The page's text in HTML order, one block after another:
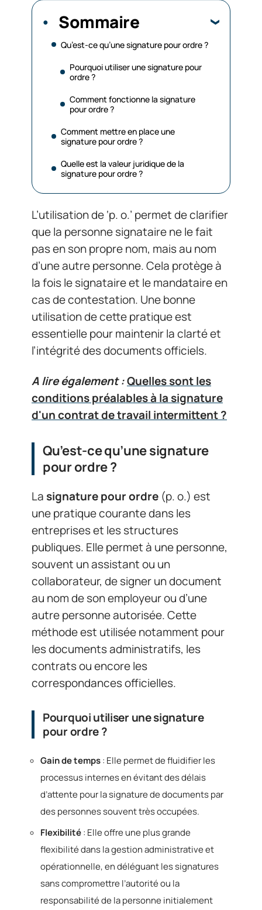
Sommaire
Qu’est-ce qu’une signature pour ordre ?
Pourquoi utiliser une signature pour
ordre ?
Comment fonctionne la signature
pour ordre ?
Comment mettre en place une
signature pour ordre ?
Quelle est la valeur juridique de la
signature pour ordre ?
L’utilisation de ‘p. o.’ permet de clarifier
que la personne signataire ne le fait
pas en son propre nom, mais au nom
d’une autre personne. Cela protège à
la fois le signataire et le mandataire en
cas de contestation. Une bonne
utilisation de cette pratique est
essentielle pour maintenir la clarté et
l’intégrité des documents officiels.
A lire également :Quelles sont les
conditions préalables à la signature
d'un contrat de travail intermittent ?
Qu’est-ce qu’une signature
pour ordre ?
La signature pour ordre (p. o.) est
une pratique courante dans les
entreprises et les structures
publiques. Elle permet à une personne,
souvent un assistant ou un
collaborateur, de signer un document
au nom de son employeur ou d’une
autre personne autorisée. Cette
méthode est utilisée notamment pour
les documents administratifs, les
contrats ou encore les
correspondances officielles.
Pourquoi utiliser une signature
pour ordre ?
Gain de temps: Elle permet de fluidifier les
processus internes en évitant des délais
d’attente pour la signature de documents par
des personnes souvent très occupées.
Flexibilité: Elle offre une plus grande
flexibilité dans la gestion administrative et
opérationnelle, en déléguant les signatures
sans compromettre l’autorité ou la
responsabilité de la personne initialement